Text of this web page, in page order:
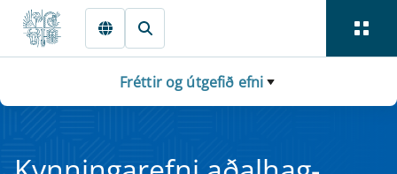
Fara beint í Meginmál
Fréttir og útgefið efni